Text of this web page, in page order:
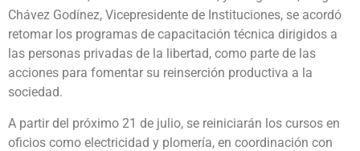
Chávez Godínez, Vicepresidente de Instituciones, se acordó
retomar los programas de capacitación técnica dirigidos a
las personas privadas de la libertad, como parte de las
acciones para fomentar su reinserción productiva a la
sociedad.
A partir del próximo 21 de julio, se reiniciarán los cursos en
oficios como electricidad y plomería, en coordinación con